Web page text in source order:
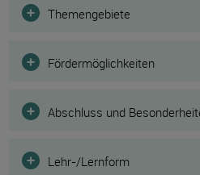
Themengebiete
Fördermöglichkeiten
Abschluss und
Lehr-/Lernform